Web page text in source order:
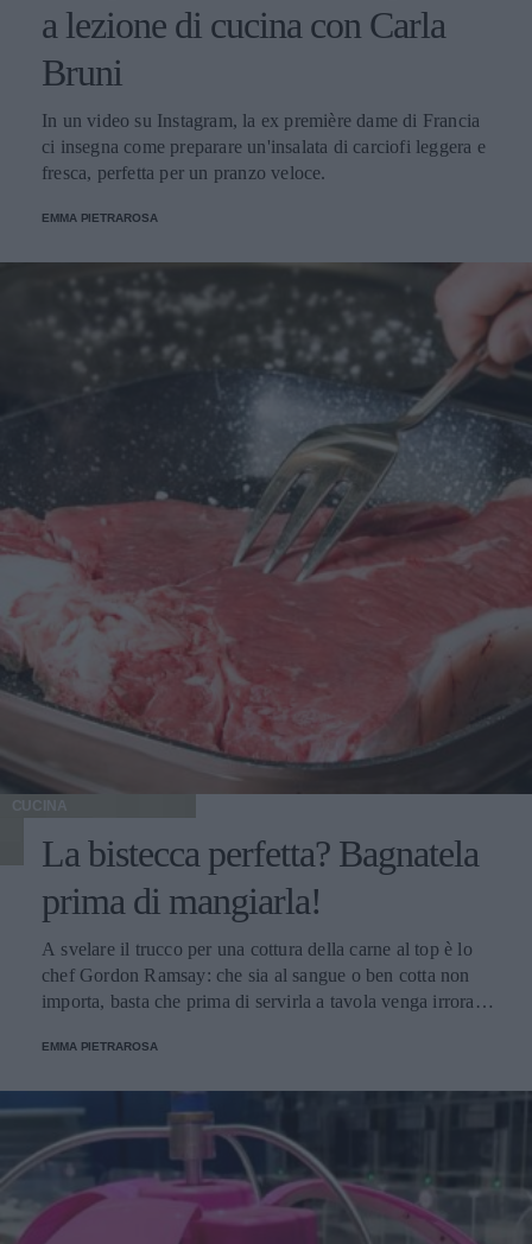
a lezione di cucina con Carla
Bruni
In un video su Instagram, la ex première dame di Francia
ci insegna come preparare un'insalata di carciofi leggera e
fresca, perfetta per un pranzo veloce.
EMMA PIETRAROSA
CUCINA
La bistecca perfetta? Bagnatela
prima di mangiarla!
A svelare il trucco per una cottura della carne al top è lo
chef Gordon Ramsay: che sia al sangue o ben cotta non
importa, basta che prima di servirla a tavola venga irrorata
EMMA PIETRAROSA